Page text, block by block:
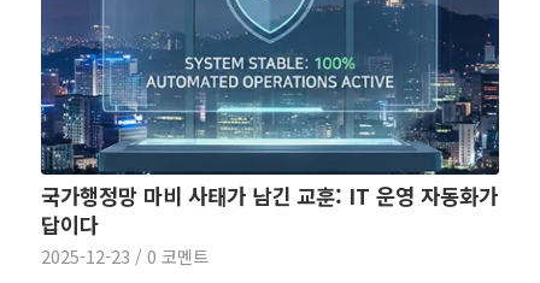
국가행정망 마비 사태가 남긴 교훈: IT 운영 자동화가
답이다
2025-12-23 / 0 코멘트